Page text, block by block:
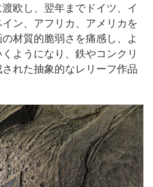
欧し、翌年までドイツ、イ
ン、アフリカ、アメリカを
材質的脆弱さを痛感し、よ
ようになり、鉄やコンクリ
れた抽象的なレリーフ作品